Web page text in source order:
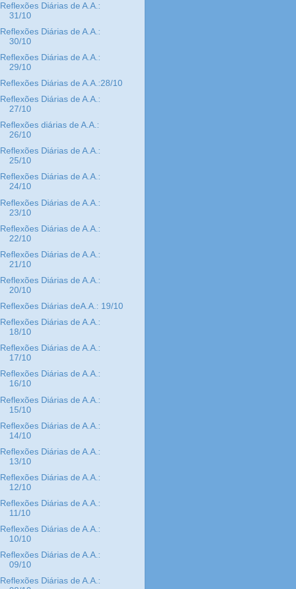
Reflexões Diárias de A.A.:
31/10
Reflexões Diárias de A.A.:
30/10
Reflexões Diárias de A.A.:
29/10
Reflexões Diárias de A.A.:28/10
Reflexões Diárias de A.A.:
27/10
Reflexões diárias de A.A.:
26/10
Reflexões Diárias de A.A.:
25/10
Reflexões Diárias de A.A.:
24/10
Reflexões Diárias de A.A.:
23/10
Reflexões Diárias de A.A.:
22/10
Reflexões Diárias de A.A.:
21/10
Reflexões Diárias de A.A.:
20/10
Reflexões Diárias deA.A.: 19/10
Reflexões Diárias de A.A.:
18/10
Reflexões Diárias de A.A.:
17/10
Reflexões Diárias de A.A.:
16/10
Reflexões Diárias de A.A.:
15/10
Reflexões Diárias de A.A.:
14/10
Reflexões Diárias de A.A.:
13/10
Reflexões Diárias de A.A.:
12/10
Reflexões Diárias de A.A.:
11/10
Reflexões Diárias de A.A.:
10/10
Reflexões Diárias de A.A.:
09/10
Reflexões Diárias de A.A.: